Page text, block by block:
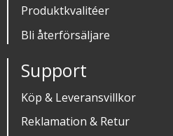
Produktkvalitéer
Bli återförsäljare
Support
Köp & Leveransvillkor
Reklamation & Retur